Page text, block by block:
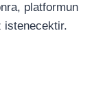
platformun
istenecektir.